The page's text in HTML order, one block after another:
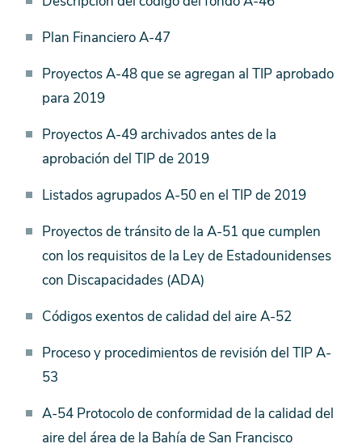
Plan Financiero A-47
Proyectos A-48 que se agregan al TIP aprobado
para 2019
Proyectos A-49 archivados antes de la
aprobación del TIP de 2019
Listados agrupados A-50 en el TIP de 2019
Proyectos de tránsito de la A-51 que cumplen
con los requisitos de la Ley de Estadounidenses
con Discapacidades (ADA)
Códigos exentos de calidad del aire A-52
Proceso y procedimientos de revisión del TIP A-
53
A-54 Protocolo de conformidad de la calidad del
aire del área de la Bahía de San Francisco